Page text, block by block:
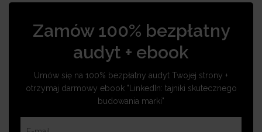
Zamów 100% bezpłatny
audyt + ebook
Umów się na 100% bezpłatny audyt Twojej strony +
otrzymaj darmowy ebook "LinkedIn: tajniki skutecznego
budowania marki"